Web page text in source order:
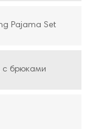
Pajama Set
с брюками